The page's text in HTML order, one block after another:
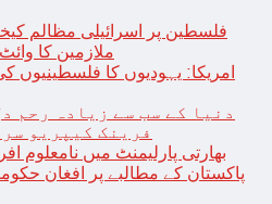
فلسطین پر اسرائیلی مظالم
ملازمین کا
امریکا: یہودیوں کا
دنیا کے سب سے زیادہ رحم
فرینک کیپریو
بھارتی پارلیمنٹ میں نامعلوم
پاکستان کے مطالبے پر افغان